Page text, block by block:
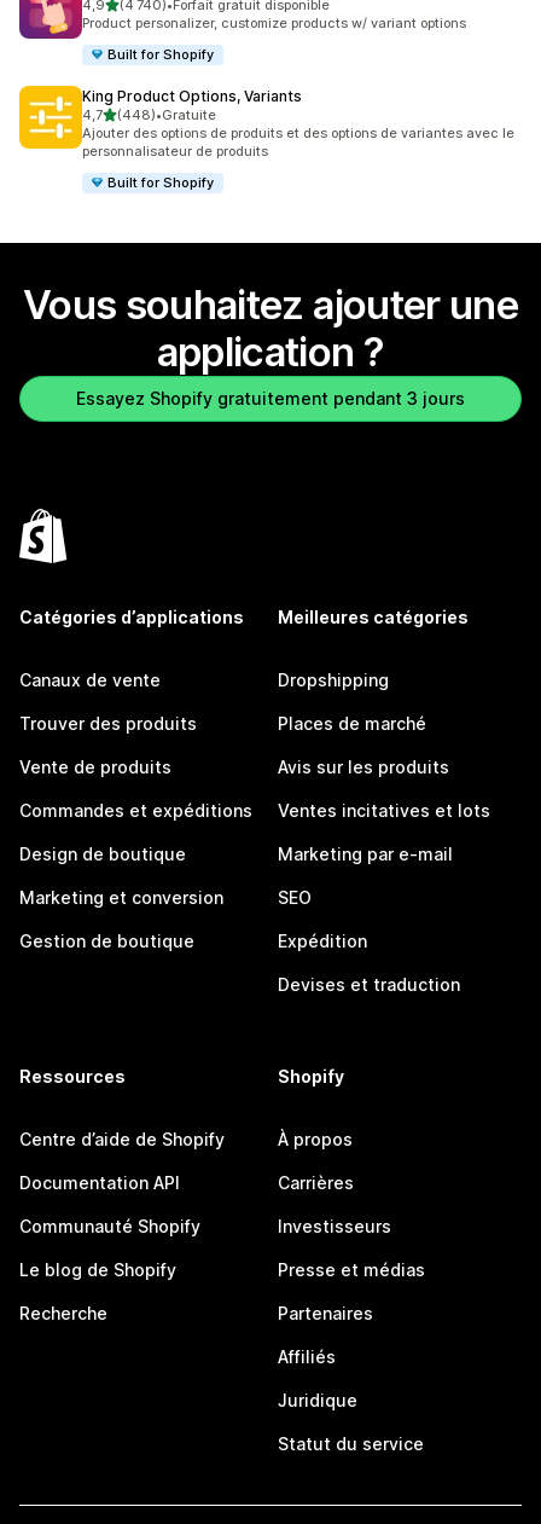
4,9étoile(s) sur 5
(4 740)
4740 avis au total
•Forfait gratuit disponible
Product personalizer, customize products w/ variant options
Built for Shopify
King Product Options, Variants
4,7étoile(s) sur 5
(448)
448 avis au total
•Gratuite
Ajouter des options de produits et des options de variantes avec le
personnalisateur de produits
Built for Shopify
Vous souhaitez ajouter une
application ?
Essayez Shopify gratuitement pendant 3 jours
Catégories d’applications
Canaux de vente
Trouver des produits
Vente de produits
Commandes et expéditions
Design de boutique
Marketing et conversion
Gestion de boutique
Meilleures catégories
Dropshipping
Places de marché
Avis sur les produits
Ventes incitatives et lots
Marketing par e-mail
SEO
Expédition
Devises et traduction
Ressources
Centre d’aide de Shopify
Documentation API
Communauté Shopify
Le blog de Shopify
Recherche
Shopify
À propos
Carrières
Investisseurs
Presse et médias
Partenaires
Affiliés
Juridique
Statut du service